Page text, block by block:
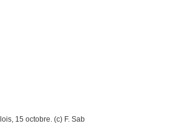
15 octobre. (c) F. Sab